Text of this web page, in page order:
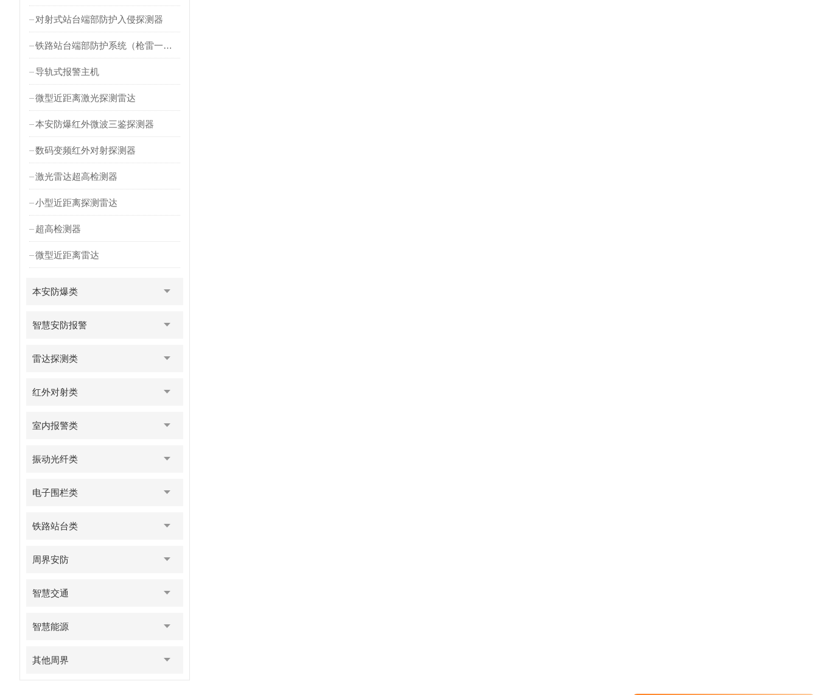
对射式站台端部防护入侵探测器
铁路站台端部防护系统（枪雷一体）
导轨式报警主机
微型近距离激光探测雷达
本安防爆红外微波三鉴探测器
数码变频红外对射探测器
激光雷达超高检测器
小型近距离探测雷达
超高检测器
微型近距离雷达
本安防爆类
智慧安防报警
雷达探测类
红外对射类
室内报警类
振动光纤类
电子围栏类
铁路站台类
周界安防
智慧交通
智慧能源
其他周界